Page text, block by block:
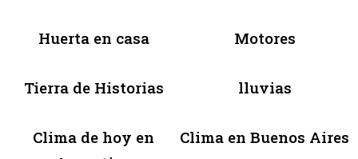
Huerta en casa Motores
Tierra de Historias lluvias
Clima de hoy en
Clima en Buenos Aires